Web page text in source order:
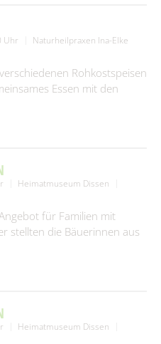
Uhr
Naturheilpraxen Ina-Elke
Rohkostspeisen
Essen mit den
Heimatmuseum Dissen
für Familien mit
stellten die Bäuerinnen aus
Heimatmuseum Dissen